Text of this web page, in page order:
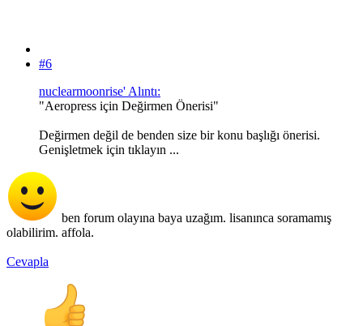
#6
nuclearmoonrise' Alıntı:
"Aeropress için Değirmen Önerisi"
Değirmen değil de benden size bir konu başlığı önerisi.
Genişletmek için tıklayın ...
ben forum olayına baya uzağım. lisanınca soramamış
olabilirim. affola.
Cevapla